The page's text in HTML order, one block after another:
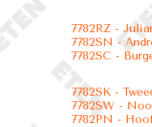
7782RZ -
7782SN -
7782SC -
7782SK -
7782SW -
7782PN -